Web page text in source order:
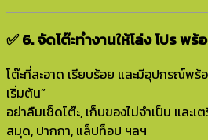
✅ 6. จัดโต๊ะทำงานให้โล่ง โปร พ
โต๊ะที่สะอาด เรียบร้อย และมีอุปกรณ์พร้
เริ่มต้น”
อย่าลืมเช็ดโต๊ะ, เก็บของไม่จำเป็น และ
สมุด, ปากกา, แล็ปท็อป ฯลฯ